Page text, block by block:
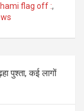
flag off :,
पुश्ता, कई लागों